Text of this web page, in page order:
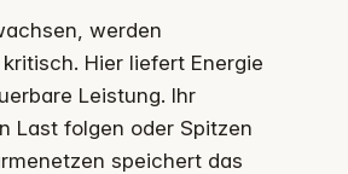
werden
Hier liefert Energie
Leistung. Ihr
Last folgen oder Spitzen
speichert das